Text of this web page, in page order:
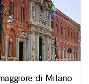
di Milano